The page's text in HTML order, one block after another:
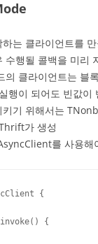
는 클라이언트를
수행될 콜백을 미리
의 클라이언트는 블
행이 되어도 빈값이
키기 위해서는
가 생성
를 사용해
{
{